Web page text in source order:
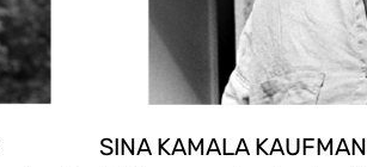
SINA KAMALA